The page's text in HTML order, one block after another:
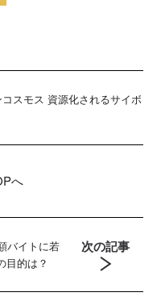
スモス 資源化されるサイボ
へ
バイトに若
的は？
次の記事